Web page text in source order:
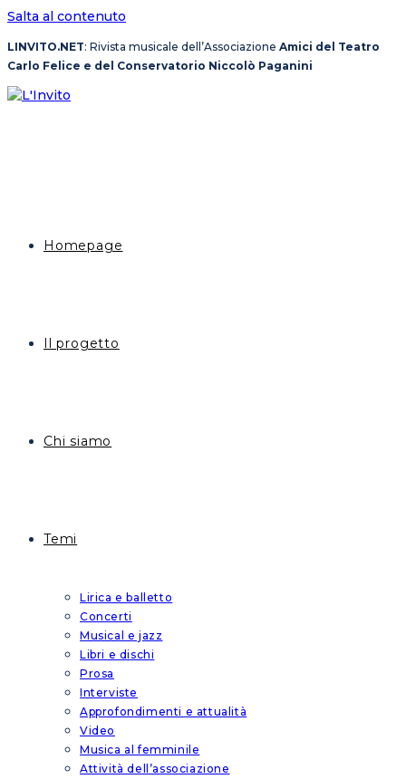
Salta al contenuto
LINVITO.NET: Rivista musicale dell’Associazione Amici del Teatro
Carlo Felice e del Conservatorio Niccolò Paganini
Homepage
Il progetto
Chi siamo
Temi
Lirica e balletto
Concerti
Musical e jazz
Libri e dischi
Prosa
Interviste
Approfondimenti e attualità
Video
Musica al femminile
Attività dell’associazione